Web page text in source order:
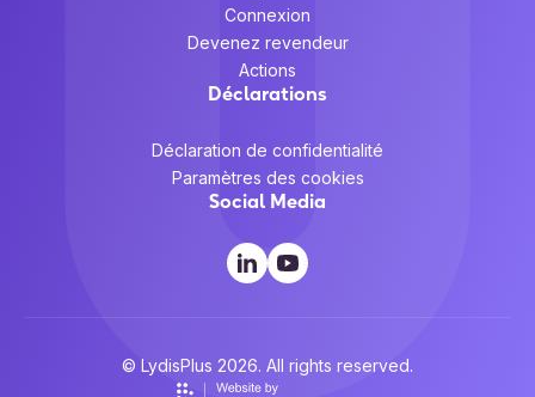
Connexion
Devenez revendeur
Actions
Déclarations
Déclaration de confidentialité
Paramètres des cookies
Social Media
© LydisPlus 2026. All rights reserved.